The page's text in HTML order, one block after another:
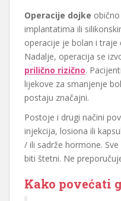
Operacije dojke
implantatima ili
operacije je bolan i traje
Nadalje, operacija se
prilično rizično.
lijekove za smanjenje
postaju značajni.
Postoje i drugi načini
injekcija, losiona ili
/ ili sadrže hormone.
biti štetni. Ne
Kako povećati